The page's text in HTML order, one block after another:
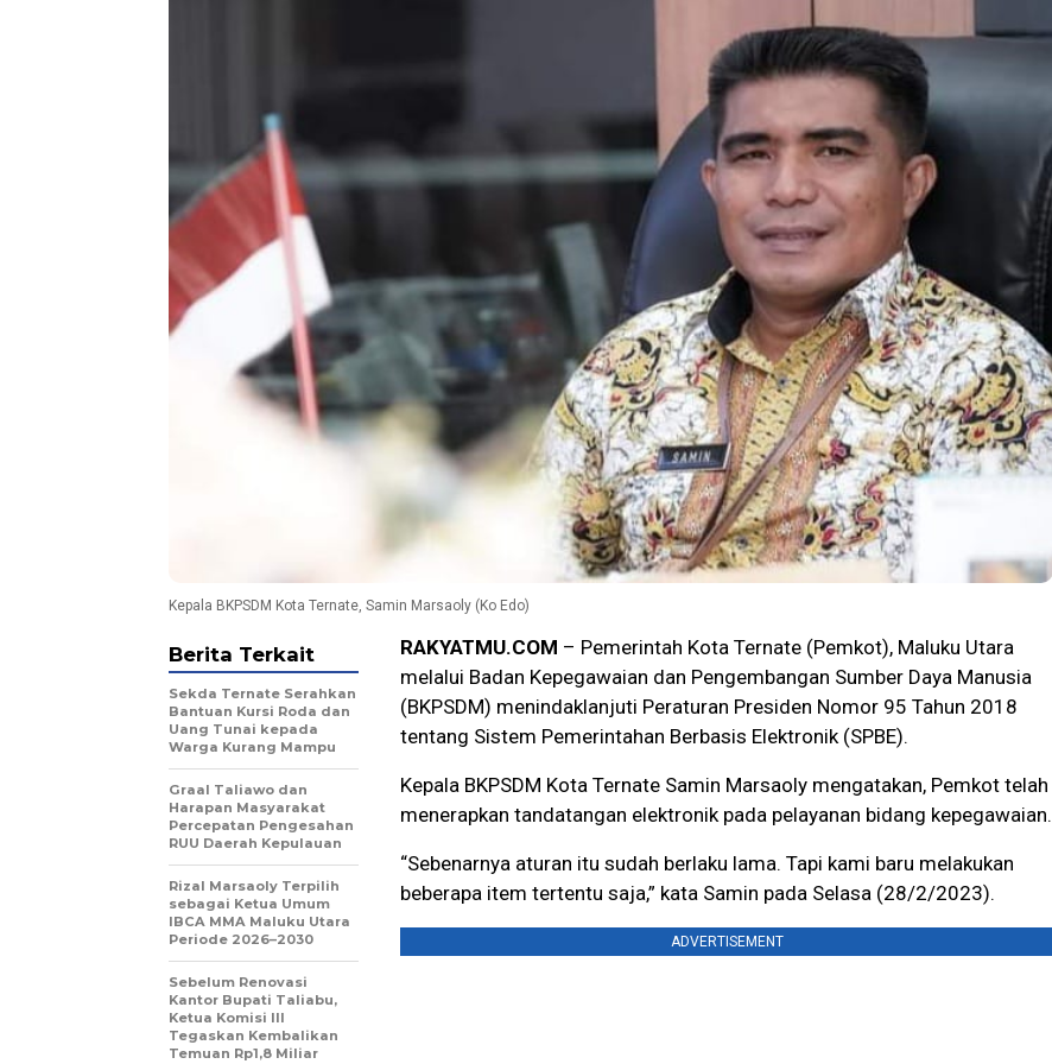
Kepala BKPSDM Kota Ternate, Samin Marsaoly (Ko Edo)
RAKYATMU.COM – Pemerintah Kota Ternate (Pemkot), Maluku Utara
melalui Badan Kepegawaian dan Pengembangan Sumber Daya Manusia
(BKPSDM) menindaklanjuti Peraturan Presiden Nomor 95 Tahun 2018
tentang Sistem Pemerintahan Berbasis Elektronik (SPBE).
Kepala BKPSDM Kota Ternate Samin Marsaoly mengatakan, Pemkot telah
menerapkan tandatangan elektronik pada pelayanan bidang kepegawaian.
“Sebenarnya aturan itu sudah berlaku lama. Tapi kami baru melakukan
beberapa item tertentu saja,” kata Samin pada Selasa (28/2/2023).
ADVERTISEMENT
Berita Terkait
Sekda Ternate Serahkan
Bantuan Kursi Roda dan
Uang Tunai kepada
Warga Kurang Mampu
Graal Taliawo dan
Harapan Masyarakat
Percepatan Pengesahan
RUU Daerah Kepulauan
Rizal Marsaoly Terpilih
sebagai Ketua Umum
IBCA MMA Maluku Utara
Periode 2026–2030
Sebelum Renovasi
Kantor Bupati Taliabu,
Ketua Komisi III
Tegaskan Kembalikan
Temuan Rp1,8 Miliar